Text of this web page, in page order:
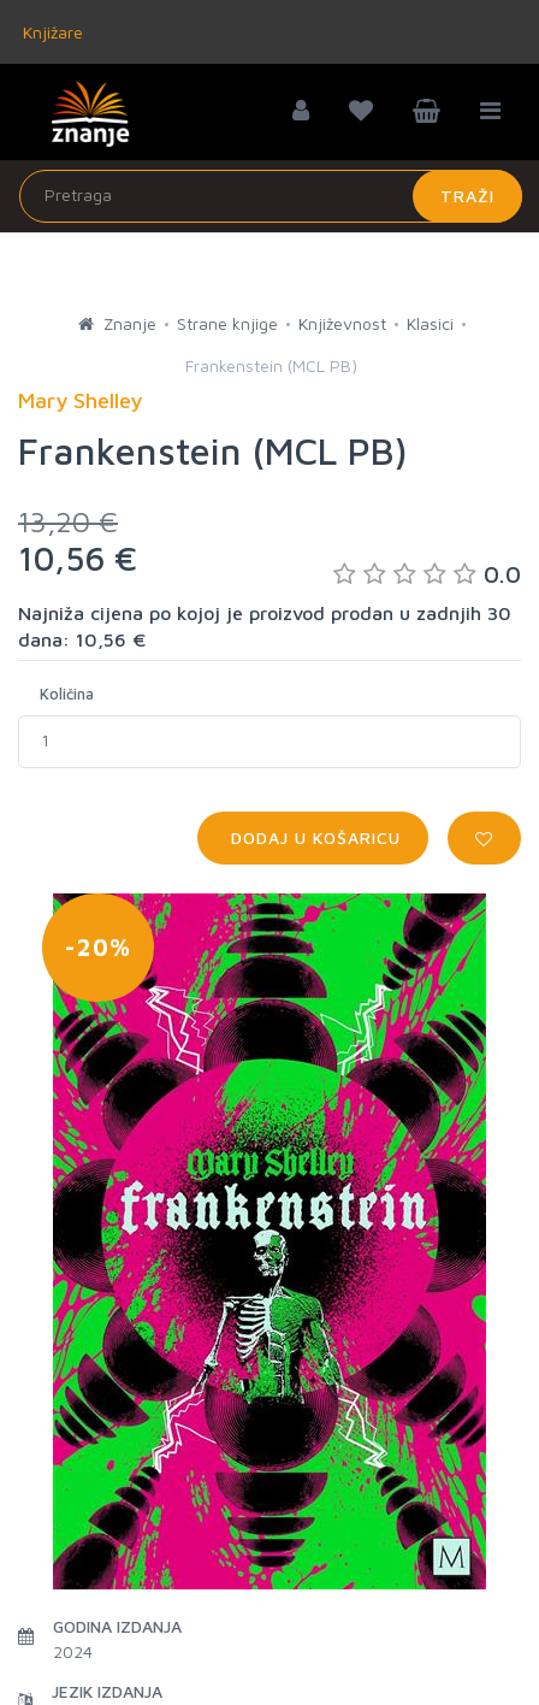
Knjižare
TRAŽI
Znanje Strane knjige Književnost Klasici
Frankenstein (MCL PB)
Mary Shelley
Frankenstein (MCL PB)
13,20 €
10,56 € 0.0
Najniža cijena po kojoj je proizvod prodan u zadnjih 30
dana: 10,56 €
Količina
DODAJ U KOŠARICU
-20%
GODINA IZDANJA
2024
JEZIK IZDANJA